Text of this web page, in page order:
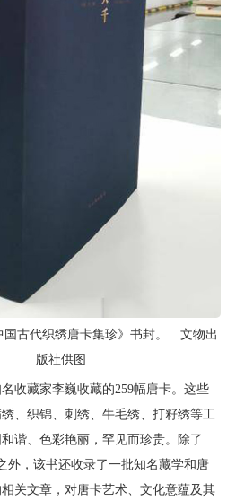
古代织绣唐卡集珍》书封。 文物出
版社供图
收藏家李巍收藏的259幅唐卡。这些
、织锦、刺绣、牛毛绣、打籽绣等工
谐、色彩艳丽，罕见而珍贵。除了
外，该书还收录了一批知名藏学和唐
关文章，对唐卡艺术、文化意蕴及其